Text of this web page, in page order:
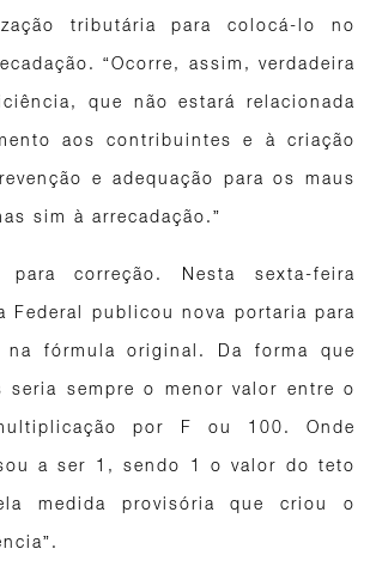
tributária para colocá-lo no
“Ocorre, assim, verdadeira
que não estará relacionada
aos contribuintes e à criação
e adequação para os maus
sim à arrecadação.”
para correção. Nesta sexta-feira
Federal publicou nova portaria para
na fórmula original. Da forma que
seria sempre o menor valor entre o
por F ou 100. Onde
a ser 1, sendo 1 o valor do teto
medida provisória que criou o